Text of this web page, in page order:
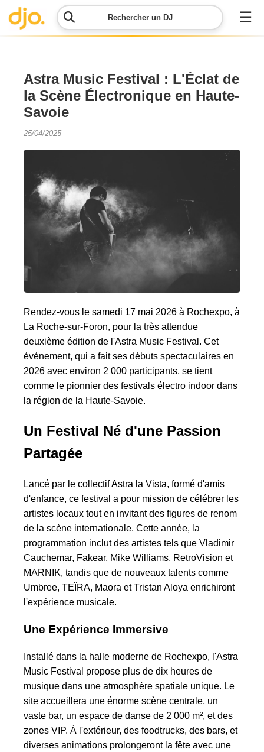
Rechercher un DJ ☰
Menu
Contacter
DJO
Simulateur
de prix
Astra Music Festival : L'Éclat de
la Scène Électronique en Haute-
Savoie
25/04/2025
Rendez-vous le samedi 17 mai 2026 à Rochexpo, à
La Roche-sur-Foron, pour la très attendue
deuxième édition de l'Astra Music Festival. Cet
événement, qui a fait ses débuts spectaculaires en
2026 avec environ 2 000 participants, se tient
comme le pionnier des festivals électro indoor dans
la région de la Haute-Savoie.
Un Festival Né d'une Passion
Partagée
Lancé par le collectif Astra la Vista, formé d'amis
d'enfance, ce festival a pour mission de célébrer les
artistes locaux tout en invitant des figures de renom
de la scène internationale. Cette année, la
programmation inclut des artistes tels que Vladimir
Cauchemar, Fakear, Mike Williams, RetroVision et
MARNIK, tandis que de nouveaux talents comme
Umbree, TEÏRA, Maora et Tristan Aloya enrichiront
l'expérience musicale.
Une Expérience Immersive
Installé dans la halle moderne de Rochexpo, l'Astra
Music Festival propose plus de dix heures de
musique dans une atmosphère spatiale unique. Le
site accueillera une énorme scène centrale, un
vaste bar, un espace de danse de 2 000 m², et des
zones VIP. À l'extérieur, des foodtrucks, des bars, et
diverses animations prolongeront la fête avec une